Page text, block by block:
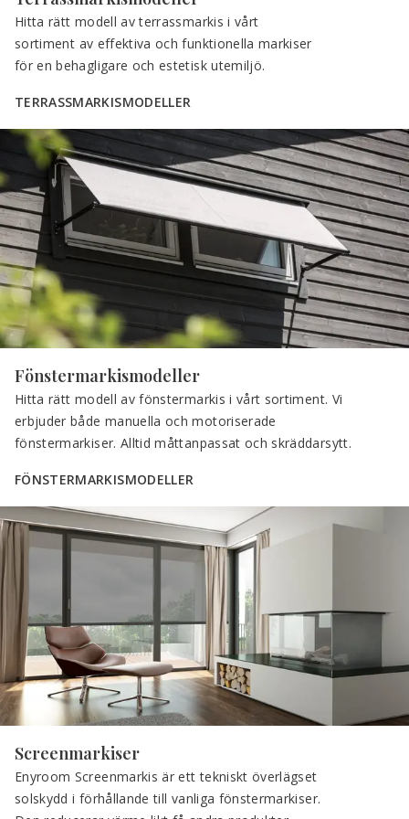
Hitta rätt modell av terrassmarkis i vårt
sortiment av effektiva och funktionella markiser
för en behagligare och estetisk utemiljö.
TERRASSMARKISMODELLER
Fönstermarkismodeller
Hitta rätt modell av fönstermarkis i vårt sortiment. Vi
erbjuder både manuella och motoriserade
fönstermarkiser. Alltid måttanpassat och skräddarsytt.
FÖNSTERMARKISMODELLER
Screenmarkiser
Enyroom Screenmarkis är ett tekniskt överlägset
solskydd i förhållande till vanliga fönstermarkiser.